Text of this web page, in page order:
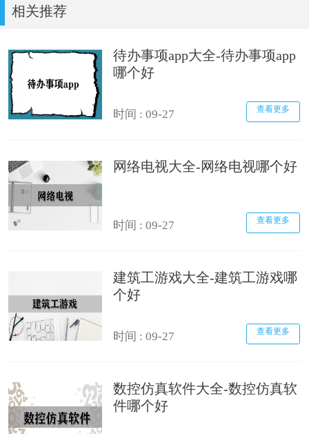
相关推荐
待办事项app大全-待办事项app
哪个好
时间 : 09-27 查看更多
网络电视大全-网络电视哪个好
时间 : 09-27 查看更多
建筑工游戏大全-建筑工游戏哪
个好
时间 : 09-27 查看更多
数控仿真软件大全-数控仿真软
件哪个好